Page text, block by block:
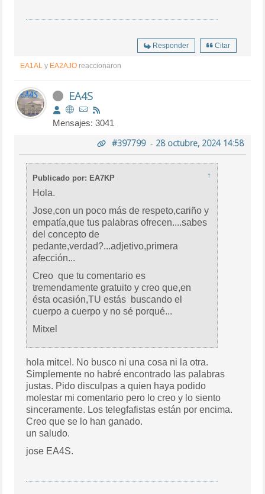
Responder Citar
EA1AL y EA2AJO reaccionaron
EA4S
Mensajes: 3041
#397799- 28 octubre, 2024 14:58
Publicado por: EA7KP ↑
Hola.
Jose,con un poco más de respeto,cariño y
empatía,que tus palabras ofrecen....sabes
del concepto de
pedante,verdad?...adjetivo,primera
afección...
Creo que tu comentario es
tremendamente gratuito y creo que,en
ésta ocasión,TU estás buscando el
cuerpo a cuerpo y no sé porqué...
Mitxel
hola mitcel. No busco ni una cosa ni la otra.
Simplemente no habré encontrado las palabras
justas. Pido disculpas a quien haya podido
molestar mi comentario pero lo creo y lo siento
sinceramente. Los telegfafistas están por encima.
Creo que se lo han ganado.
un saludo.
jose EA4S.